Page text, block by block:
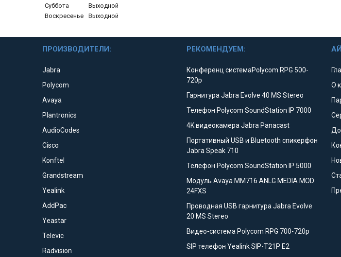
Суббота
Выходной
Воскресенье
Выходной
ПРОИЗВОДИТЕЛИ:
Jabra
Polycom
Avaya
Plantronics
AudioCodes
Cisco
Konftel
Grandstream
Yealink
AddPac
Yeastar
Televic
Radvision
РЕКОМЕНДУЕМ:
Конференц системаPolycom RPG 500-
720p
Гарнитура Jabra Evolve 40 MS Stereo
Телефон Polycom SoundStation IP 7000
4K видеокамера Jabra Panacast
Портативный USB и Bluetooth спикерфон
Jabra Speak 710
Телефон Polycom SoundStation IP 5000
Модуль Avaya MM716 ANLG MEDIA MOD
24FXS
Проводная USB гарнитура Jabra Evolve
20 MS Stereo
Видео-система Polycom RPG 700-720p
SIP телефон Yealink SIP-T21P E2
О